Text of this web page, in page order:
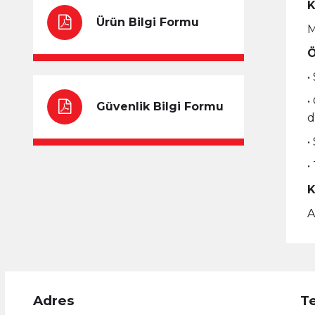
Ürün Bilgi Formu
Güvenlik Bilgi Formu
Adres